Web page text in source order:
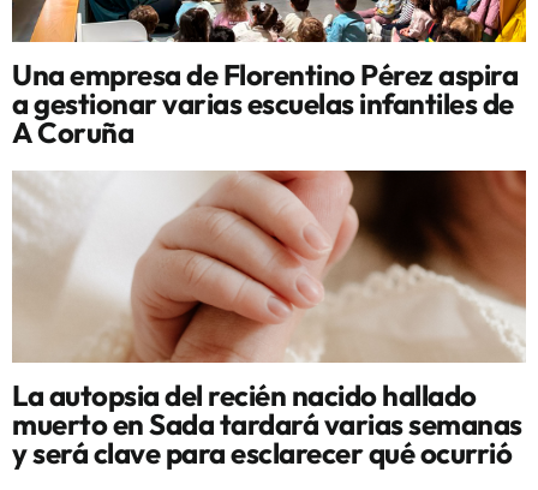
Una empresa de Florentino Pérez aspira
a gestionar varias escuelas infantiles de
A Coruña
La autopsia del recién nacido hallado
muerto en Sada tardará varias semanas
y será clave para esclarecer qué ocurrió